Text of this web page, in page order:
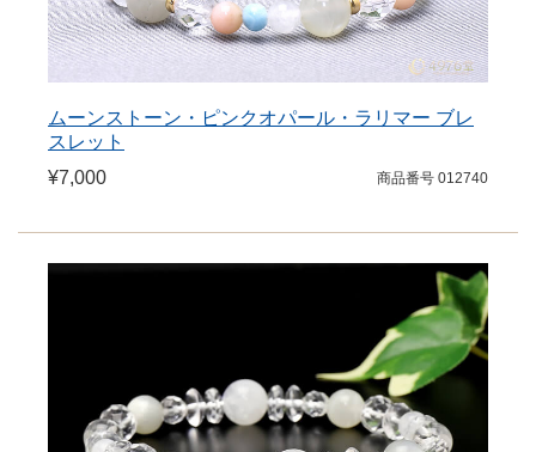
ムーンストーン・ピンクオパール・ラリマー ブレ
スレット
¥7,000
商品番号 012740